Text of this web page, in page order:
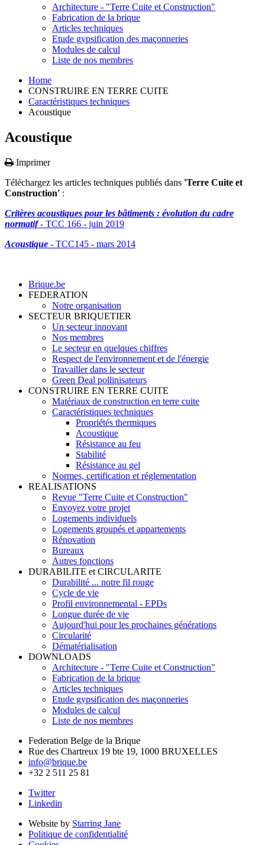
Architecture - "Terre Cuite et Construction"
Fabrication de la brique
Articles techniques
Etude gypsification des maçonneries
Modules de calcul
Liste de nos membres
Home
CONSTRUIRE EN TERRE CUITE
Caractéristiques techniques
Acoustique
Acoustique
Imprimer
Téléchargez les articles techniques publiés dans 'Terre Cuite et
Construction' :
Critères acoustiques pour les bâtiments : évolution du cadre
normatif- TCC 166 - juin 2019
Acoustique - TCC145 - mars 2014
Brique.be
FEDERATION
Notre organisation
SECTEUR BRIQUETIER
Un secteur innovant
Nos membres
Le secteur en quelques chiffres
Respect de l'environnement et de l'énergie
Travailler dans le secteur
Green Deal pollinisateurs
CONSTRUIRE EN TERRE CUITE
Matériaux de construction en terre cuite
Caractéristiques techniques
Propriétés thermiques
Acoustique
Résistance au feu
Stabilité
Résistance au gel
Normes, certification et réglementation
REALISATIONS
Revue "Terre Cuite et Construction"
Envoyez votre projet
Logements individuels
Logements groupés et appartements
Rénovation
Bureaux
Autres fonctions
DURABILITE et CIRCULARITE
Durabilité ... notre fil rouge
Cycle de vie
Profil environnemental - EPDs
Longue durée de vie
Aujourd'hui pour les prochaines générations
Circularité
Dématérialisation
DOWNLOADS
Architecture - "Terre Cuite et Construction"
Fabrication de la brique
Articles techniques
Etude gypsification des maçonneries
Modules de calcul
Liste de nos membres
Federation Belge de la Brique
Rue des Chartreux 19 bte 19, 1000 BRUXELLES
info@brique.be
+32 2 511 25 81
Twitter
Linkedin
Website by Starring Jane
Politique de confidentialité